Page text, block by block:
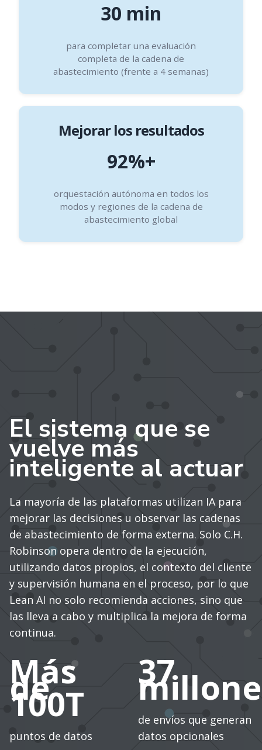
30 min
para completar una evaluación
completa de la cadena de
abastecimiento (frente a 4 semanas)
Mejorar los resultados
92%+
orquestación autónoma en todos los
modos y regiones de la cadena de
abastecimiento global
El sistema que se
vuelve más
inteligente al actuar
La mayoría de las plataformas utilizan IA para
mejorar las decisiones u observar las cadenas
de abastecimiento de forma externa. Solo C.H.
Robinson opera dentro de la ejecución,
utilizando datos propios, el contexto del cliente
y supervisión humana en el proceso, por lo que
Lean AI no solo recomienda acciones, sino que
las lleva a cabo y multiplica la mejora de forma
continua.
Más
de
100T
puntos de datos
37
de envíos que generan
datos opcionales